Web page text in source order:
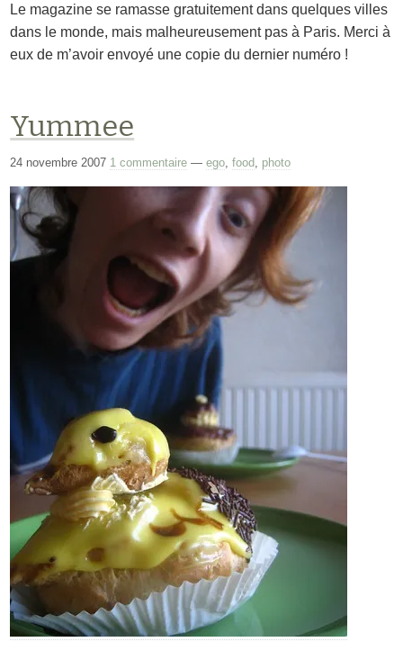
Le magazine se ramasse gratuitement dans quelques villes
dans le monde, mais malheureusement pas à Paris. Merci à
eux de m’avoir envoyé une copie du dernier numéro !
Yummee
24 novembre 2007 1 commentaire —ego,food, photo